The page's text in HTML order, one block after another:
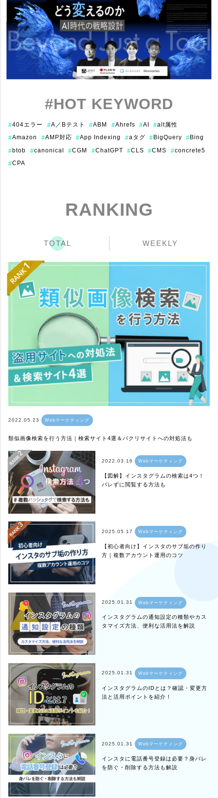
#HOT KEYWORD
#404エラー #A／Bテスト #ABM #Ahrefs #AI #alt属性
#Amazon #AMP対応 #App Indexing #aタグ # BigQuery # Bing
#btob #canonical #CGM #ChatGPT #CLS #CMS #concrete5
#CPA
RANKING
TOTAL WEEKLY
2022.05.23 Webマーケティング
類似画像検索を行う方法｜検索サイト4選＆パクリサイトへの対処法も
2022.03.16 Webマーケティング
【図解】インスタグラムの検索は4つ！
バレずに閲覧する方法も
2025.05.17 Webマーケティング
【初心者向け】インスタのサブ垢の作り
方｜複数アカウント運用のコツ
2025.01.31 Webマーケティング
インスタグラムの通知設定の種類やカス
タマイズ方法、便利な活用法を解説
2025.01.31 Webマーケティング
インスタグラムのIDとは？確認・変更方
法と活用ポイントを紹介！
2025.01.31 Webマーケティング
インスタに電話番号登録は必要？身バレ
を防ぐ・削除する方法も解説